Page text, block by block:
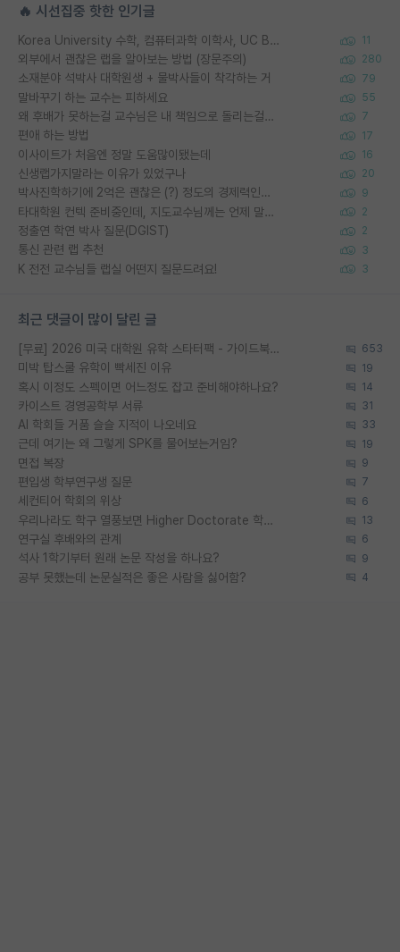
🔥 시선집중 핫한 인기글
Korea University 수학, 컴퓨터과학 이학사, UC Berkeley 산업공학 대학원 공학박사가 되는 것은 쉽지 않겠죠? 11
외부에서 괜찮은 랩을 알아보는 방법 (장문주의) 280
소재분야 석박사 대학원생 + 물박사들이 착각하는 거 79
말바꾸기 하는 교수는 피하세요 55
왜 후배가 못하는걸 교수님은 내 책임으로 돌리는걸까요? 7
편애 하는 방법 17
이사이트가 처음엔 정말 도움많이됐는데 16
신생랩가지말라는 이유가 있었구나 20
박사진학하기에 2억은 괜찮은 (?) 정도의 경제력인가요 9
타대학원 컨텍 준비중인데, 지도교수님께는 언제 말씀드려야 할까요? 2
정출연 학연 박사 질문(DGIST) 2
통신 관련 랩 추천 3
K 전전 교수님들 랩실 어떤지 질문드려요! 3
최근 댓글이 많이 달린 글
[무료] 2026 미국 대학원 유학 스타터팩 - 가이드북 & 합격자 컨택메일 템플릿 653
미박 탑스쿨 유학이 빡세진 이유 19
혹시 이정도 스펙이면 어느정도 잡고 준비해야하나요? 14
카이스트 경영공학부 서류 31
AI 학회들 거품 슬슬 지적이 나오네요 33
근데 여기는 왜 그렇게 SPK를 물어보는거임? 19
면접 복장 9
편입생 학부연구생 질문 7
세컨티어 학회의 위상 6
우리나라도 학구 열풍보면 Higher Doctorate 학위가 필요하다고 봅니다. 13
연구실 후배와의 관계 6
석사 1학기부터 원래 논문 작성을 하나요? 9
공부 못했는데 논문실적은 좋은 사람을 싫어함? 4